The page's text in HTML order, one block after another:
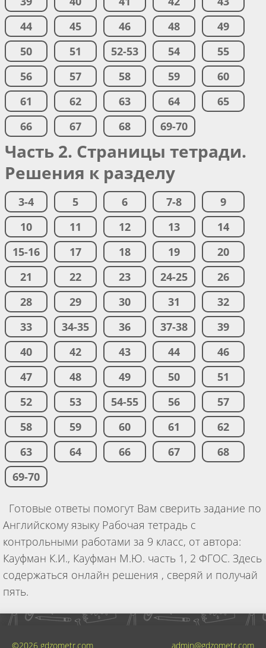
44
45 46 48
49
50
51 52-53 54
55
56
57 58 59
60
61
62 63 64
65
66
67 68 69-70
Часть 2. Страницы тетради.
Решения к разделу
3-4 5 6 7-8
9
10
11 12 13
14
15-16
17 18 19
20
21
22 23 24-25
26
28
29 30 31
32
33
34-35 36 37-38
39
40
42 43 44
46
47
48 49 50
51
52
53 54-55 56
57
58
59 60 61
62
63
64 66 67
68
69-70
Готовые ответы помогут Вам сверить задание по
Английскому языку Рабочая тетрадь с
контрольными работами за 9 класс, от автора:
Кауфман К.И., Кауфман М.Ю. часть 1, 2 ФГОС. Здесь
содержаться онлайн решения , сверяй и получай
пять.
©2026 gdzometr.com admin@gdzometr.com